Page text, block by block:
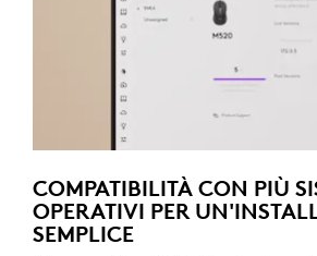
COMPATIBILITÀ CON PIÙ
OPERATIVI PER
SEMPLICE